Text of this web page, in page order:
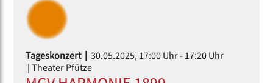
Tageskonzert | 30.05.2025, 17:00 Uhr- 17:20 Uhr
| Theater Pfütze